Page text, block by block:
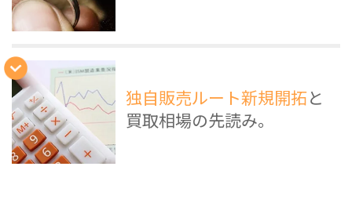
独自販売ルート新規開拓と
買取相場の先読み。